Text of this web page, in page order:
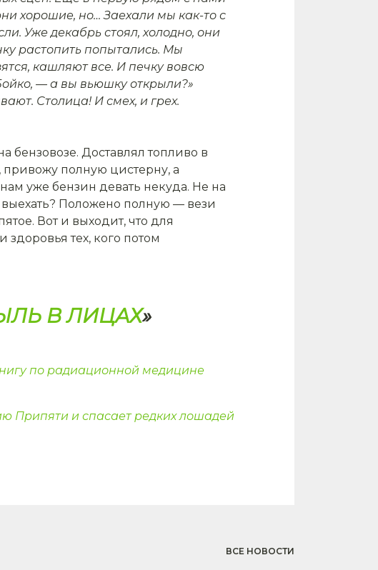
хорошие, но… Заехали мы как-то с
Уже декабрь стоял, холодно, они
рас­топить попытались. Мы
кашляют все. И печку вов­сю
— а вы вьюш­ку открыли?»
Столи­ца! И смех, и грех.
бен­зовозе. Доставлял топливо в
привожу полную цистерну, а
уже бензин девать некуда. Не на
Поло­жено полную — вези
Вот и выходит, что для
тех, кого потом
В ЛИЦАХ»
по радиационной медицине
Припяти и спасает редких лошадей
ВСЕ НОВОСТИ